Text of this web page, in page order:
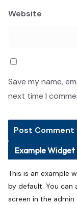
Website
Save my name,
next time I
Example Widget
This is an example
by default. You
screen in the